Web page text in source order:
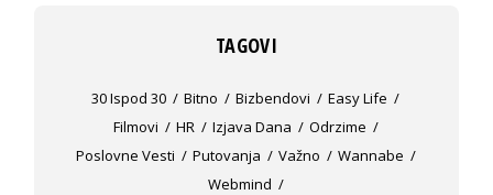
TAGOVI
30 Ispod 30 Bitno Bizbendovi
Easy Life
Filmovi
HR Izjava Dana
Odrzime
Poslovne Vesti
Putovanja Važno
Wannabe
Webmind